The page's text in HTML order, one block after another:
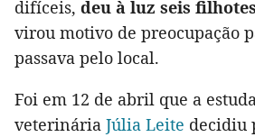
difíceis, deu à luz seis
virou motivo de preocupação
passava pelo local.
Foi em 12 de abril que a
veterinária Júlia Leite decidiu